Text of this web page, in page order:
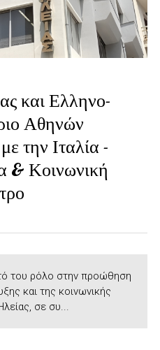
και Ελληνο-
Αθηνών
την Ιταλία -
& Κοινωνική
του ρόλο στην προώθηση
και της κοινωνικής
σε συ...